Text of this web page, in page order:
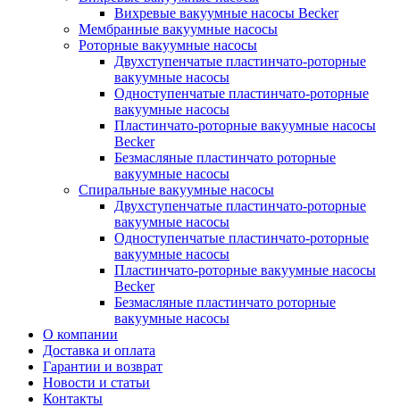
Вихревые вакуумные насосы Becker
Мембранные вакуумные насосы
Роторные вакуумные насосы
Двухступенчатые пластинчато-роторные
вакуумные насосы
Одноступенчатые пластинчато-роторные
вакуумные насосы
Пластинчато-роторные вакуумные насосы
Becker
Безмасляные пластинчато роторные
вакуумные насосы
Спиральные вакуумные насосы
Двухступенчатые пластинчато-роторные
вакуумные насосы
Одноступенчатые пластинчато-роторные
вакуумные насосы
Пластинчато-роторные вакуумные насосы
Becker
Безмасляные пластинчато роторные
вакуумные насосы
О компании
Доставка и оплата
Гарантии и возврат
Новости и статьи
Контакты